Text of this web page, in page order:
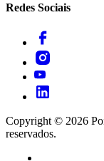
Redes Sociais
Copyright © 2026
reservados.